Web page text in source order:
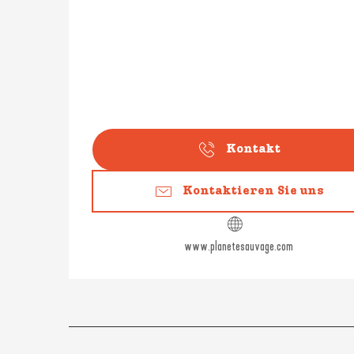
Kontakt
Kontaktieren Sie uns
www.planetesauvage.com